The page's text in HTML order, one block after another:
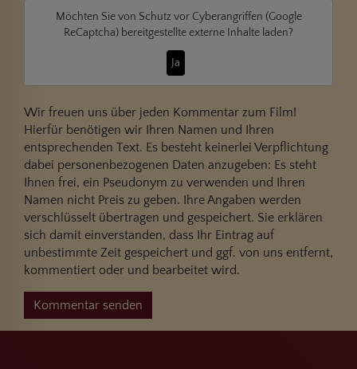
Möchten Sie von Schutz vor Cyberangriffen (Google
ReCaptcha) bereitgestellte externe Inhalte laden?
Ja
Wir freuen uns über jeden Kommentar zum Film!
Hierfür benötigen wir Ihren Namen und Ihren
entsprechenden Text. Es besteht keinerlei Verpflichtung
dabei personenbezogenen Daten anzugeben: Es steht
Ihnen frei, ein Pseudonym zu verwenden und Ihren
Namen nicht Preis zu geben. Ihre Angaben werden
verschlüsselt übertragen und gespeichert. Sie erklären
sich damit einverstanden, dass Ihr Eintrag auf
unbestimmte Zeit gespeichert und ggf. von uns entfernt,
kommentiert oder und bearbeitet wird.
Kommentar senden